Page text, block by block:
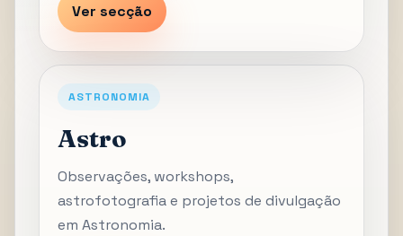
Ver secção
ASTRONOMIA
Astro
Observações, workshops,
astrofotografia e projetos de divulgação
em Astronomia.